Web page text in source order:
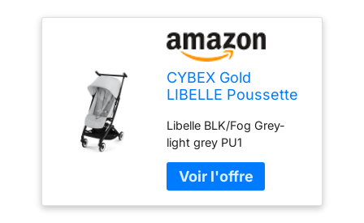
CYBEX Gold
LIBELLE Poussette
harnais à une main,
De 6 mois à 4 ans
environ (max. 22
kg), Ultralégère
(seulement 6 kg),
Fog Grey
Libelle BLK/Fog Grey-
light grey PU1